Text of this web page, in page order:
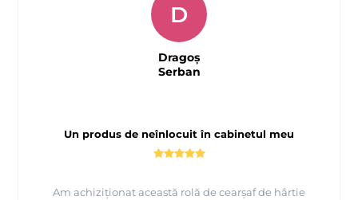
Un produs de neînlocuit în cabinetul meu
Am achiziționat această rolă de cearșaf de hârtie
D
Dragoș
Serban